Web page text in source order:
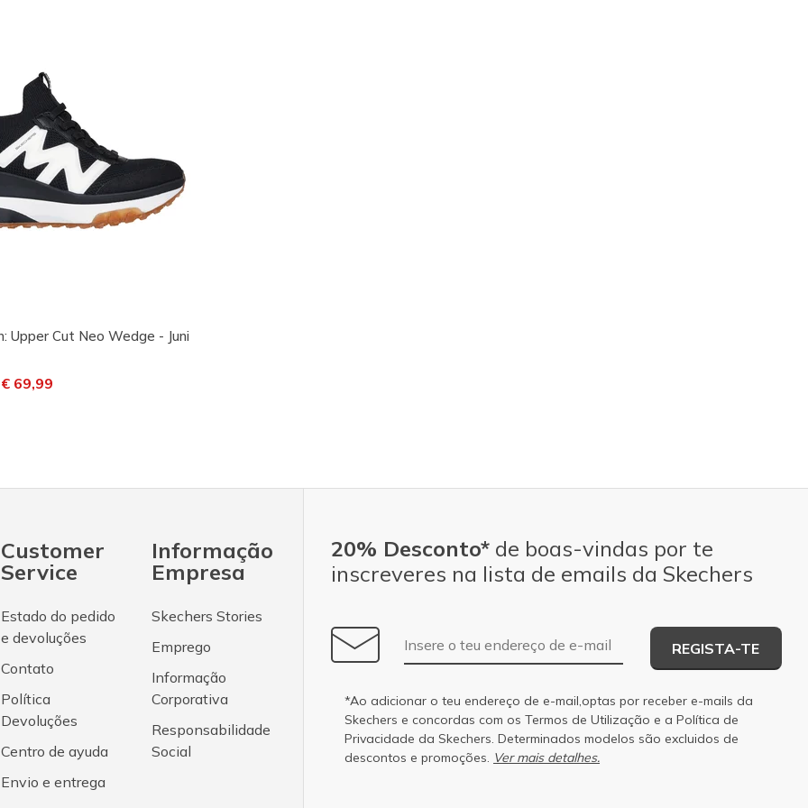
Upper Cut Neo Wedge - Juni
de
para
€ 69,99
Customer
Service
Estado do pedido
e devoluções
Contato
Política
Devoluções
Centro de ayuda
Envio e entrega
Informação
Empresa
Skechers Stories
Emprego
Informação
Corporativa
Responsabilidade
Social
20% Desconto* de boas-vindas por te
inscreveres na lista de emails da Skechers
Endereço de e-mail
REGISTA-TE
*Ao adicionar o teu endereço de e-mail,optas por receber e-mails da
Skechers e concordas com os Termos de Utilização e a Política de
Privacidade da Skechers. Determinados modelos são excluidos de
descontos e promoções. Ver mais detalhes.